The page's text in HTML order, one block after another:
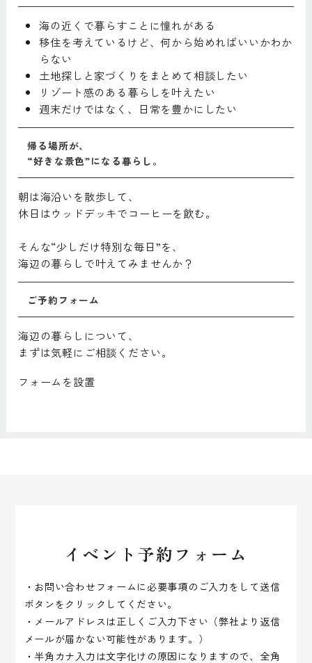
海の近くで暮らすことに憧れがある
移住を考えているけど、何から始めればいいかわか
らない
土地探しと家づくりをまとめて相談したい
リゾート感のある暮らしを叶えたい
週末だけではなく、日常を豊かにしたい
帰る場所が、
“好きな景色”になる暮らし。
朝は海沿いを散歩して、
休日はウッドデッキでコーヒーを飲む。
そんな“少しだけ特別な毎日”を、
海辺の暮らしで叶えてみませんか？
ご予約フォーム
海辺の暮らしについて、
まずは気軽にご相談ください。
フォームを設置
イベント予約フォーム
・お問い合わせフォームに必要事項のご入力をして送信
ボタンをクリックしてください。
・メールアドレスは正しくご入力下さい（弊社より返信
メールが届かない可能性があります。）
・半角カナ入力は文字化けの原因になりますので、全角